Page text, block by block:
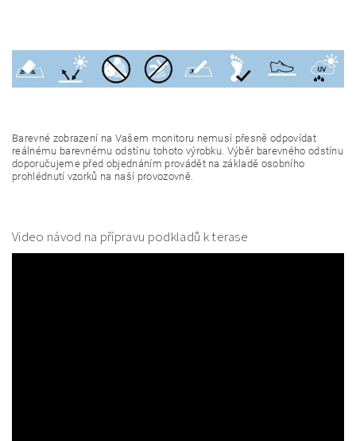
Barevné zobrazení na Vašem monitoru nemusí přesně odpovídat
reálnému barevnému odstínu tohoto výrobku. Výběr barevného odstínu
doporučujeme před objednáním provádět na základě osobního
prohlédnutí vzorků na naší provozovně.
Video návod na přípravu podkladů k terase